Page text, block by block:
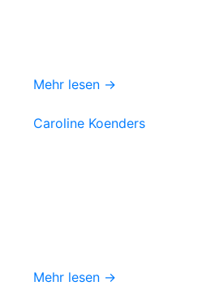
Mehr lesen →
Caroline Koenders
Mehr lesen →